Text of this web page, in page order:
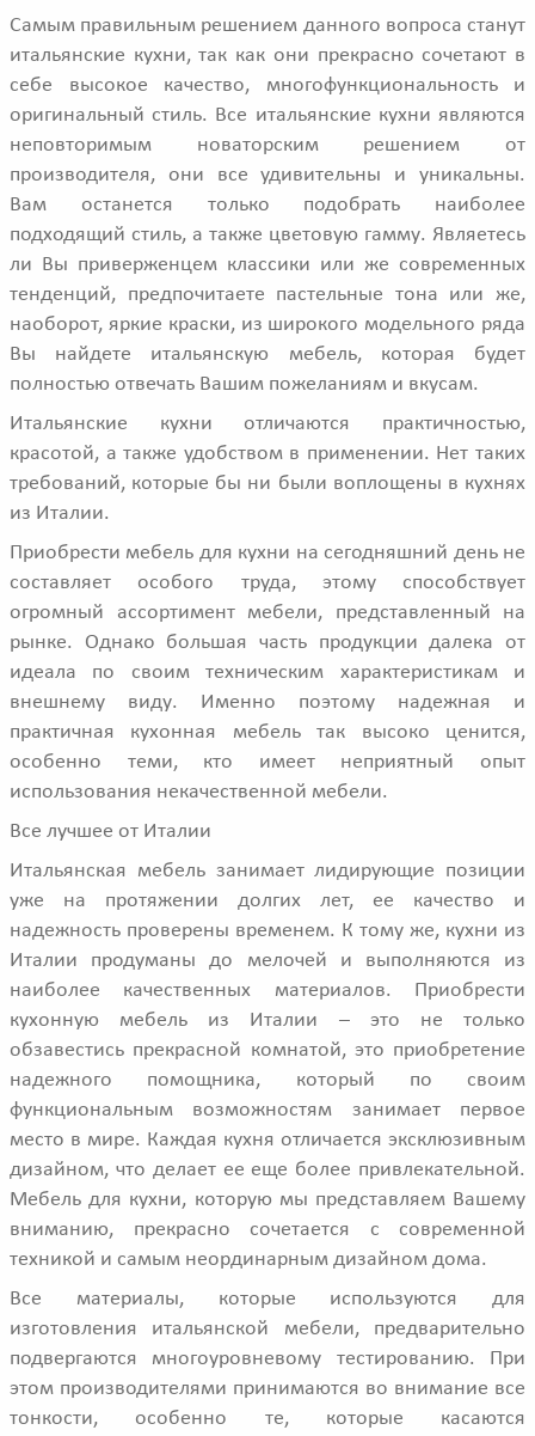
Самым правильным решением данного вопроса станут
итальянские кухни, так как они прекрасно сочетают в
себе высокое качество, многофункциональность и
оригинальный стиль. Все итальянские кухни являются
неповторимым новаторским решением от
производителя, они все удивительны и уникальны.
Вам останется только подобрать наиболее
подходящий стиль, а также цветовую гамму. Являетесь
ли Вы приверженцем классики или же современных
тенденций, предпочитаете пастельные тона или же,
наоборот, яркие краски, из широкого модельного ряда
Вы найдете итальянскую мебель, которая будет
полностью отвечать Вашим пожеланиям и вкусам.
Итальянские кухни отличаются практичностью,
красотой, а также удобством в применении. Нет таких
требований, которые бы ни были воплощены в кухнях
из Италии.
Приобрести мебель для кухни на сегодняшний день не
составляет особого труда, этому способствует
огромный ассортимент мебели, представленный на
рынке. Однако большая часть продукции далека от
идеала по своим техническим характеристикам и
внешнему виду. Именно поэтому надежная и
практичная кухонная мебель так высоко ценится,
особенно теми, кто имеет неприятный опыт
использования некачественной мебели.
Все лучшее от Италии
Итальянская мебель занимает лидирующие позиции
уже на протяжении долгих лет, ее качество и
надежность проверены временем. К тому же, кухни из
Италии продуманы до мелочей и выполняются из
наиболее качественных материалов. Приобрести
кухонную мебель из Италии – это не только
обзавестись прекрасной комнатой, это приобретение
надежного помощника, который по своим
функциональным возможностям занимает первое
место в мире. Каждая кухня отличается эксклюзивным
дизайном, что делает ее еще более привлекательной.
Мебель для кухни, которую мы представляем Вашему
вниманию, прекрасно сочетается с современной
техникой и самым неординарным дизайном дома.
Все материалы, которые используются для
изготовления итальянской мебели, предварительно
подвергаются многоуровневому тестированию. При
этом производителями принимаются во внимание все
тонкости, особенно те, которые касаются